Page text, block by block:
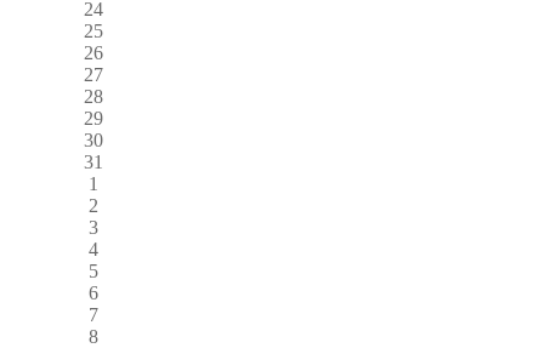
24
25
26
27
28
29
30
31
1
2
3
4
5
6
7
8